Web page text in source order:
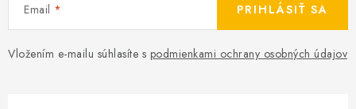
Email
Vložením e-mailu súhlasíte s podmienkami ochrany osobných údajov
PRIHLÁSIŤ SA